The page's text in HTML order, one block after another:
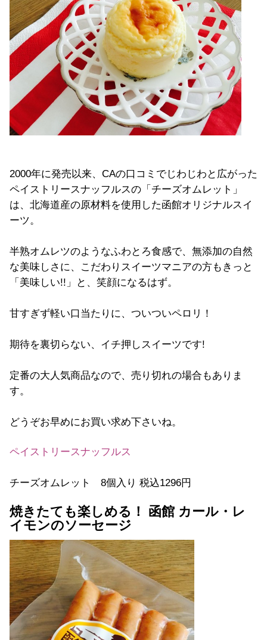
2000年に発売以来、CAの口コミでじわじわと広がった
ペイストリースナッフルスの「チーズオムレット」
は、北海道産の原材料を使用した函館オリジナルスイ
ーツ。
半熟オムレツのようなふわとろ食感で、無添加の自然
な美味しさに、こだわりスイーツマニアの方もきっと
「美味しい!!」と、笑顔になるはず。
甘すぎず軽い口当たりに、ついついペロリ！
期待を裏切らない、イチ押しスイーツです!
定番の大人気商品なので、売り切れの場合もありま
す。
どうぞお早めにお買い求め下さいね。
ペイストリースナッフルス
チーズオムレット 8個入り 税込1296円
焼きたても楽しめる！ 函館 カール・レ
イモンのソーセージ